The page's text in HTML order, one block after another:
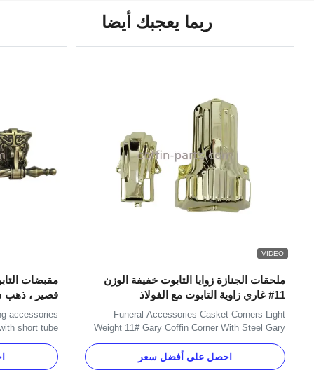
ربما يعجبك أيضا
VIDEO
ملحقات الجنازة زوايا التابوت خفيفة الوزن
11# غاري زاوية التابوت مع الفولاذ
Funeral Accessories Casket Corners Light
Weight 11# Gary Coffin Corner With Steel Gary
Color PP or ABS Material Coffin Decorative
Casket Corner with Steel Product Specifications
Attribute Value Color Gary Style American Style
احصل على أفضل سعر
مقبضات
قصير ،
accessories
short tube
is used with
handle. Main
Item Name